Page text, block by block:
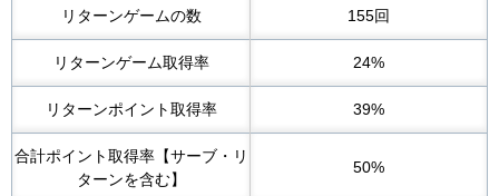
リターンゲームの数 155回
リターンゲーム取得率 24%
リターンポイント取得率 39%
合計ポイント取得率【サーブ・リ
ターンを含む】
50%